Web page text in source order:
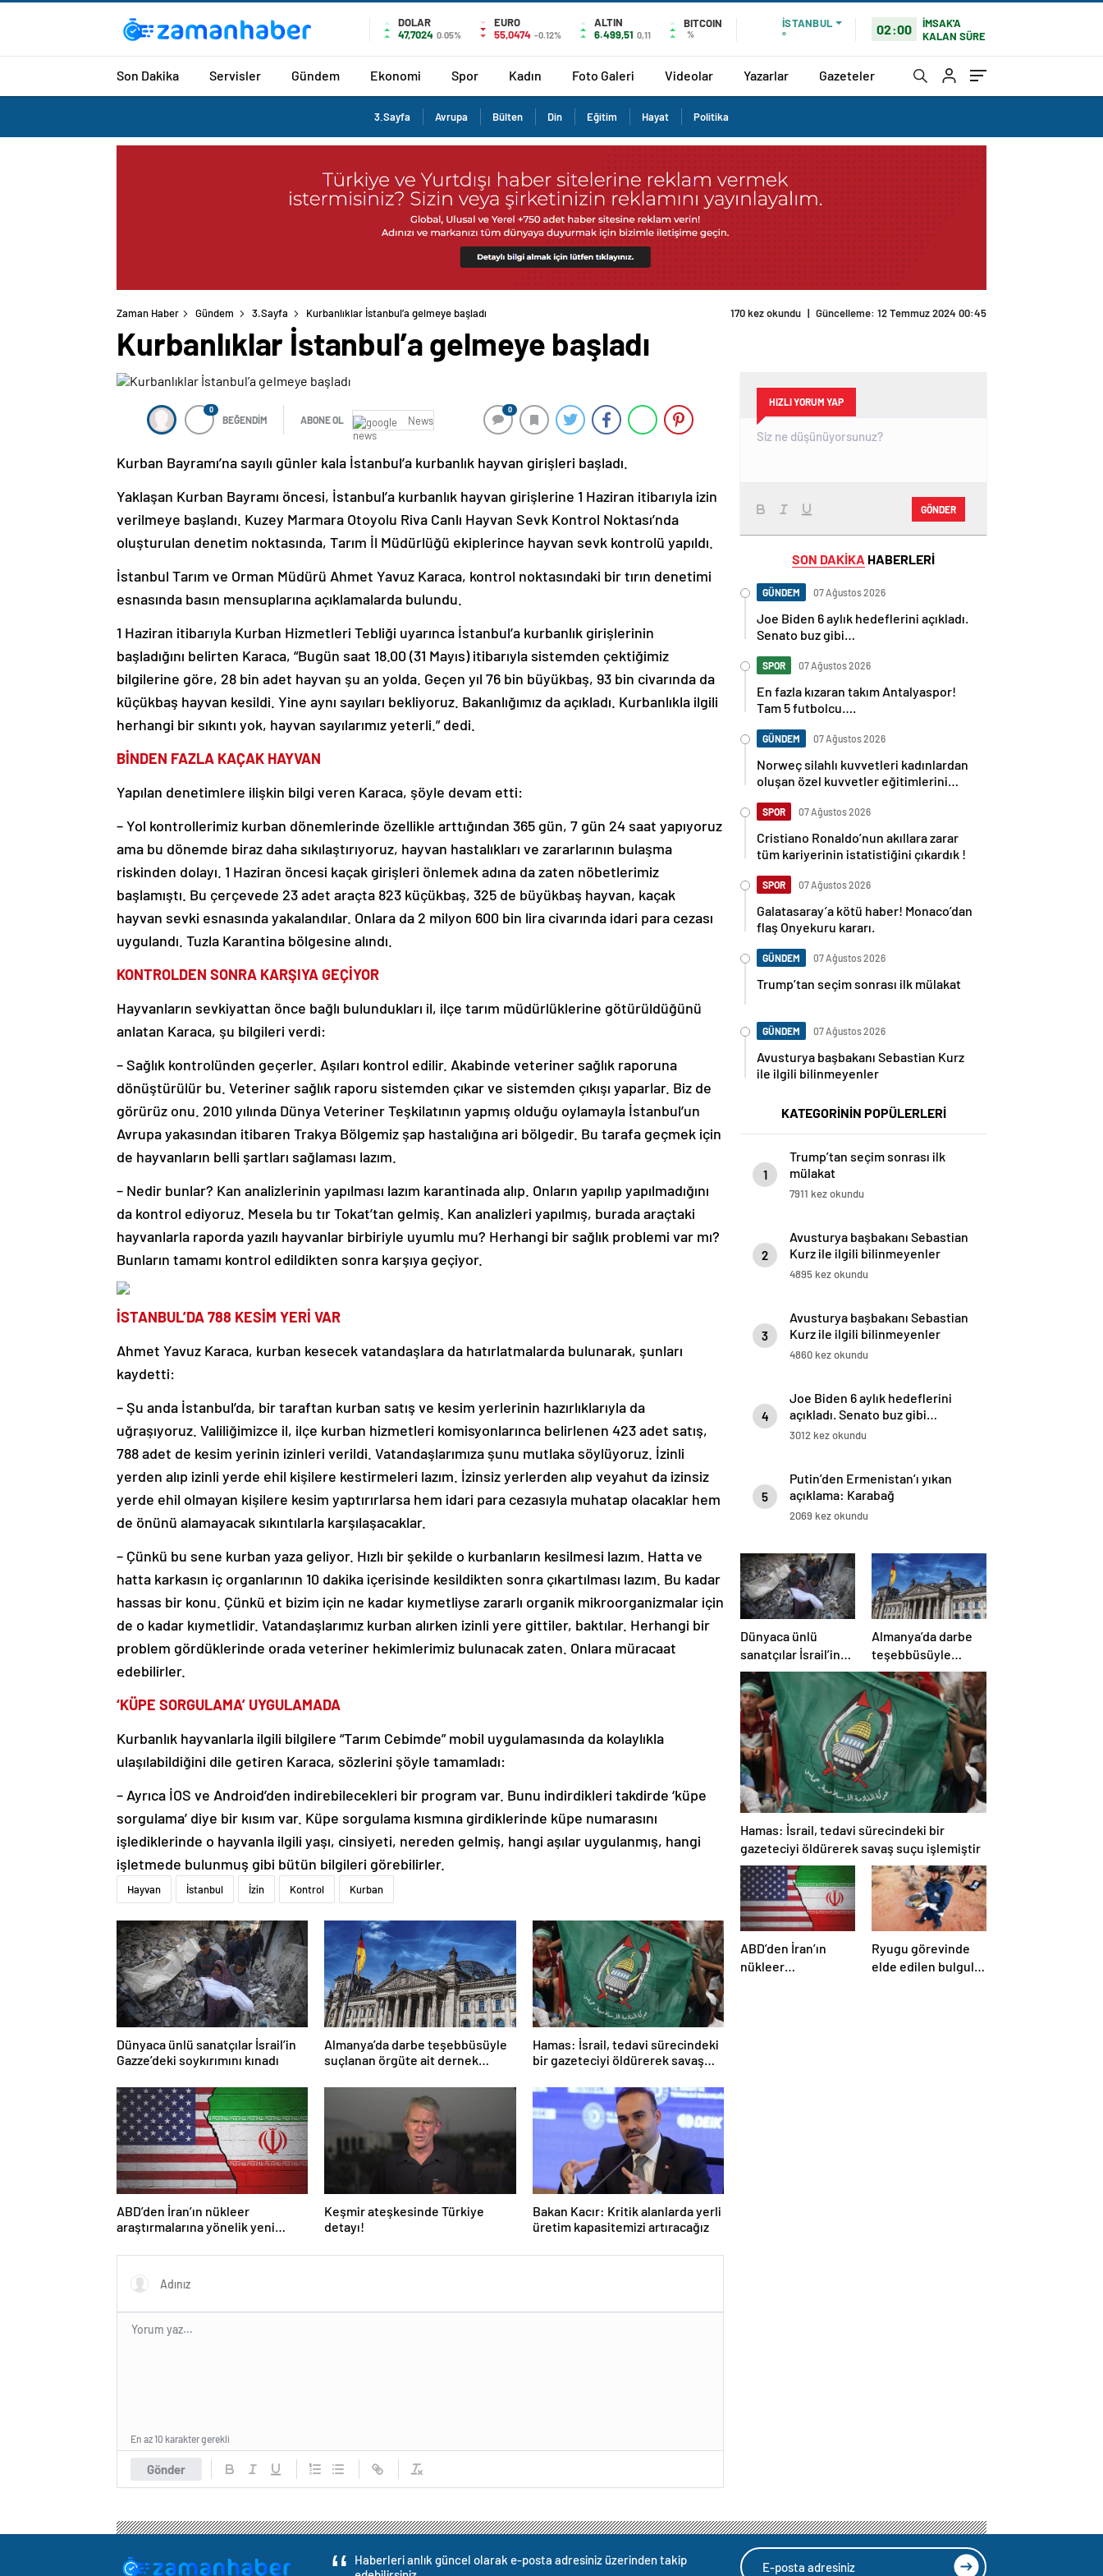
DOLAR
47,7024 0.05%
EURO
55,0474 -0.12%
ALTIN
6.499,51 0,11
BITCOIN
%
İSTANBUL
°
02:00
İMSAK'A
KALAN SÜRE
Son Dakika Servisler Gündem Ekonomi Spor Kadın Foto Galeri Videolar Yazarlar Gazeteler
3.Sayfa Avrupa Bülten Din Eğitim Hayat Politika
Zaman Haber Gündem 3.Sayfa Kurbanlıklar İstanbul’a gelmeye başladı 170 kez okundu | Güncelleme: 12 Temmuz 2024 00:45
Kurbanlıklar İstanbul’a gelmeye başladı
0
BEĞENDİM ABONE OL News
0
Kurban Bayramı’na sayılı günler kala İstanbul’a kurbanlık hayvan girişleri başladı.
Yaklaşan Kurban Bayramı öncesi, İstanbul’a kurbanlık hayvan girişlerine 1 Haziran itibarıyla izin
verilmeye başlandı. Kuzey Marmara Otoyolu Riva Canlı Hayvan Sevk Kontrol Noktası’nda
oluşturulan denetim noktasında, Tarım İl Müdürlüğü ekiplerince hayvan sevk kontrolü yapıldı.
İstanbul Tarım ve Orman Müdürü Ahmet Yavuz Karaca, kontrol noktasındaki bir tırın denetimi
esnasında basın mensuplarına açıklamalarda bulundu.
1 Haziran itibarıyla Kurban Hizmetleri Tebliği uyarınca İstanbul’a kurbanlık girişlerinin
başladığını belirten Karaca, “Bugün saat 18.00 (31 Mayıs) itibarıyla sistemden çektiğimiz
bilgilerine göre, 28 bin adet hayvan şu an yolda. Geçen yıl 76 bin büyükbaş, 93 bin civarında da
küçükbaş hayvan kesildi. Yine aynı sayıları bekliyoruz. Bakanlığımız da açıkladı. Kurbanlıkla ilgili
herhangi bir sıkıntı yok, hayvan sayılarımız yeterli.” dedi.
BİNDEN FAZLA KAÇAK HAYVAN
Yapılan denetimlere ilişkin bilgi veren Karaca, şöyle devam etti:
– Yol kontrollerimiz kurban dönemlerinde özellikle arttığından 365 gün, 7 gün 24 saat yapıyoruz
ama bu dönemde biraz daha sıkılaştırıyoruz, hayvan hastalıkları ve zararlarının bulaşma
riskinden dolayı. 1 Haziran öncesi kaçak girişleri önlemek adına da zaten nöbetlerimiz
başlamıştı. Bu çerçevede 23 adet araçta 823 küçükbaş, 325 de büyükbaş hayvan, kaçak
hayvan sevki esnasında yakalandılar. Onlara da 2 milyon 600 bin lira civarında idari para cezası
uygulandı. Tuzla Karantina bölgesine alındı.
KONTROLDEN SONRA KARŞIYA GEÇİYOR
Hayvanların sevkiyattan önce bağlı bulundukları il, ilçe tarım müdürlüklerine götürüldüğünü
anlatan Karaca, şu bilgileri verdi:
– Sağlık kontrolünden geçerler. Aşıları kontrol edilir. Akabinde veteriner sağlık raporuna
dönüştürülür bu. Veteriner sağlık raporu sistemden çıkar ve sistemden çıkışı yaparlar. Biz de
görürüz onu. 2010 yılında Dünya Veteriner Teşkilatının yapmış olduğu oylamayla İstanbul’un
Avrupa yakasından itibaren Trakya Bölgemiz şap hastalığına ari bölgedir. Bu tarafa geçmek için
de hayvanların belli şartları sağlaması lazım.
– Nedir bunlar? Kan analizlerinin yapılması lazım karantinada alıp. Onların yapılıp yapılmadığını
da kontrol ediyoruz. Mesela bu tır Tokat’tan gelmiş. Kan analizleri yapılmış, burada araçtaki
hayvanlarla raporda yazılı hayvanlar birbiriyle uyumlu mu? Herhangi bir sağlık problemi var mı?
Bunların tamamı kontrol edildikten sonra karşıya geçiyor.
İSTANBUL’DA 788 KESİM YERİ VAR
Ahmet Yavuz Karaca, kurban kesecek vatandaşlara da hatırlatmalarda bulunarak, şunları
kaydetti:
– Şu anda İstanbul’da, bir taraftan kurban satış ve kesim yerlerinin hazırlıklarıyla da
uğraşıyoruz. Valiliğimizce il, ilçe kurban hizmetleri komisyonlarınca belirlenen 423 adet satış,
788 adet de kesim yerinin izinleri verildi. Vatandaşlarımıza şunu mutlaka söylüyoruz. İzinli
yerden alıp izinli yerde ehil kişilere kestirmeleri lazım. İzinsiz yerlerden alıp veyahut da izinsiz
yerde ehil olmayan kişilere kesim yaptırırlarsa hem idari para cezasıyla muhatap olacaklar hem
de önünü alamayacak sıkıntılarla karşılaşacaklar.
– Çünkü bu sene kurban yaza geliyor. Hızlı bir şekilde o kurbanların kesilmesi lazım. Hatta ve
hatta karkasın iç organlarının 10 dakika içerisinde kesildikten sonra çıkartılması lazım. Bu kadar
hassas bir konu. Çünkü et bizim için ne kadar kıymetliyse zararlı organik mikroorganizmalar için
de o kadar kıymetlidir. Vatandaşlarımız kurban alırken izinli yere gittiler, baktılar. Herhangi bir
problem gördüklerinde orada veteriner hekimlerimiz bulunacak zaten. Onlara müracaat
edebilirler.
‘KÜPE SORGULAMA’ UYGULAMADA
Kurbanlık hayvanlarla ilgili bilgilere “Tarım Cebimde” mobil uygulamasında da kolaylıkla
ulaşılabildiğini dile getiren Karaca, sözlerini şöyle tamamladı:
– Ayrıca İOS ve Android’den indirebilecekleri bir program var. Bunu indirdikleri takdirde ‘küpe
sorgulama’ diye bir kısım var. Küpe sorgulama kısmına girdiklerinde küpe numarasını
işlediklerinde o hayvanla ilgili yaşı, cinsiyeti, nereden gelmiş, hangi aşılar uygulanmış, hangi
işletmede bulunmuş gibi bütün bilgileri görebilirler.
Hayvan İstanbul İzin Kontrol Kurban
Dünyaca ünlü sanatçılar İsrail’in
Gazze’deki soykırımını kınadı
Almanya’da darbe teşebbüsüyle
suçlanan örgüte ait dernek
Hamas: İsrail, tedavi sürecindeki
bir gazeteciyi öldürerek savaş
ABD’den İran’ın nükleer
araştırmalarına yönelik yeni
Keşmir ateşkesinde Türkiye
detayı!
Bakan Kacır: Kritik alanlarda yerli
üretim kapasitemizi artıracağız
Gönder
En az 10 karakter gerekli
HIZLI YORUM YAP
GÖNDER
SON DAKİKA HABERLERİ
GÜNDEM 07 Ağustos 2026
Joe Biden 6 aylık hedeflerini açıkladı.
Senato buz gibi…
SPOR 07 Ağustos 2026
En fazla kızaran takım Antalyaspor!
Tam 5 futbolcu….
GÜNDEM 07 Ağustos 2026
Norweç silahlı kuvvetleri kadınlardan
oluşan özel kuvvetler eğitimlerini
SPOR 07 Ağustos 2026
Cristiano Ronaldo’nun akıllara zarar
tüm kariyerinin istatistiğini çıkardık !
SPOR 07 Ağustos 2026
Galatasaray’a kötü haber! Monaco’dan
flaş Onyekuru kararı.
GÜNDEM 07 Ağustos 2026
Trump’tan seçim sonrası ilk mülakat
GÜNDEM 07 Ağustos 2026
Avusturya başbakanı Sebastian Kurz
ile ilgili bilinmeyenler
KATEGORİNİN POPÜLERLERİ
1
Trump’tan seçim sonrası ilk
mülakat
7911 kez okundu
2
Avusturya başbakanı Sebastian
Kurz ile ilgili bilinmeyenler
4895 kez okundu
3
Avusturya başbakanı Sebastian
Kurz ile ilgili bilinmeyenler
4860 kez okundu
4
Joe Biden 6 aylık hedeflerini
açıkladı. Senato buz gibi…
3012 kez okundu
5
Putin’den Ermenistan’ı yıkan
açıklama: Karabağ
Azerbaycan’ın ayrılmaz bir
2069 kez okundu
Dünyaca ünlü
sanatçılar İsrail’in
Gazze’deki
soykırımını kınadı
Almanya’da darbe
teşebbüsüyle
suçlanan örgüte ait
dernek yasaklandı
Hamas: İsrail, tedavi sürecindeki bir
gazeteciyi öldürerek savaş suçu işlemiştir
ABD’den İran’ın
nükleer
Ryugu görevinde
elde edilen bulgular
Haberleri anlık güncel olarak e-posta adresiniz üzerinden takip